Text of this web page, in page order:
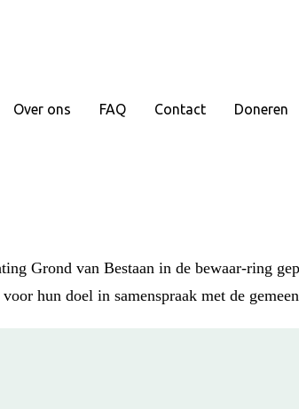
Over ons FAQ Contact Doneren
Grond van Bestaan in de bewaar-ring
hun doel in samenspraak met de